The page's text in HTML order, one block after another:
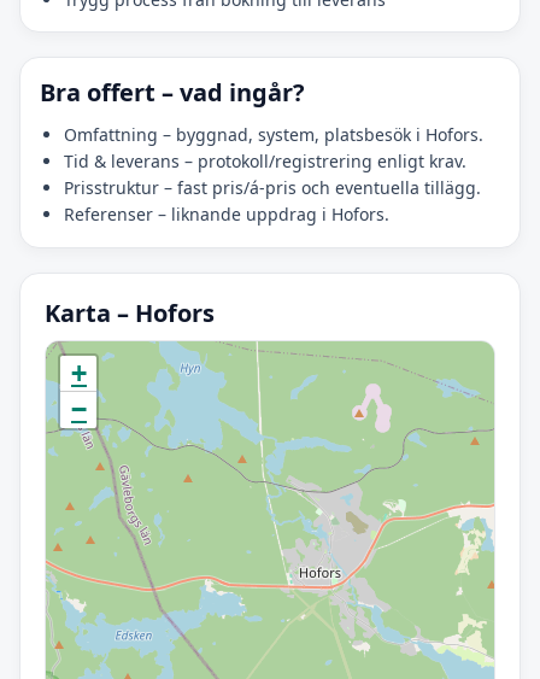
Bra offert – vad ingår?
Omfattning – byggnad, system, platsbesök i Hofors.
Tid & leverans – protokoll/registrering enligt krav.
Prisstruktur – fast pris/á-pris och eventuella tillägg.
Referenser – liknande uppdrag i Hofors.
Karta – Hofors
Initierar karta…
+
−